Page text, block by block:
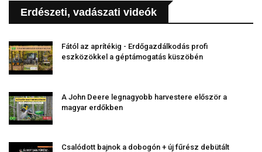
Erdészeti, vadászati videók
Fától az aprítékig - Erdőgazdálkodás profi
eszközökkel a géptámogatás küszöbén
A John Deere legnagyobb harvestere először a
magyar erdőkben
Csalódott bajnok a dobogón + új fűrész debütált